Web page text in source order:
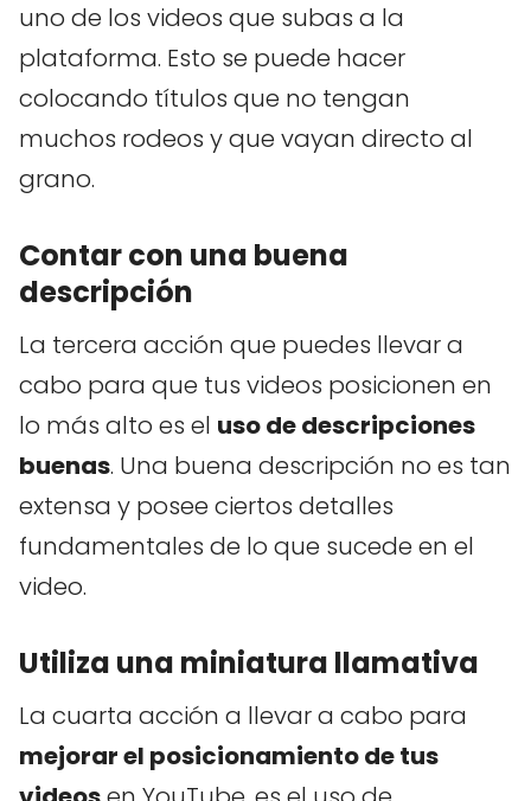
uno de los videos que subas a la
plataforma. Esto se puede hacer
colocando títulos que no tengan
muchos rodeos y que vayan directo al
grano.
Contar con una buena
descripción
La tercera acción que puedes llevar a
cabo para que tus videos posicionen en
lo más alto es el uso de descripciones
buenas. Una buena descripción no es tan
extensa y posee ciertos detalles
fundamentales de lo que sucede en el
video.
Utiliza una miniatura llamativa
La cuarta acción a llevar a cabo para
mejorar el posicionamiento de tus